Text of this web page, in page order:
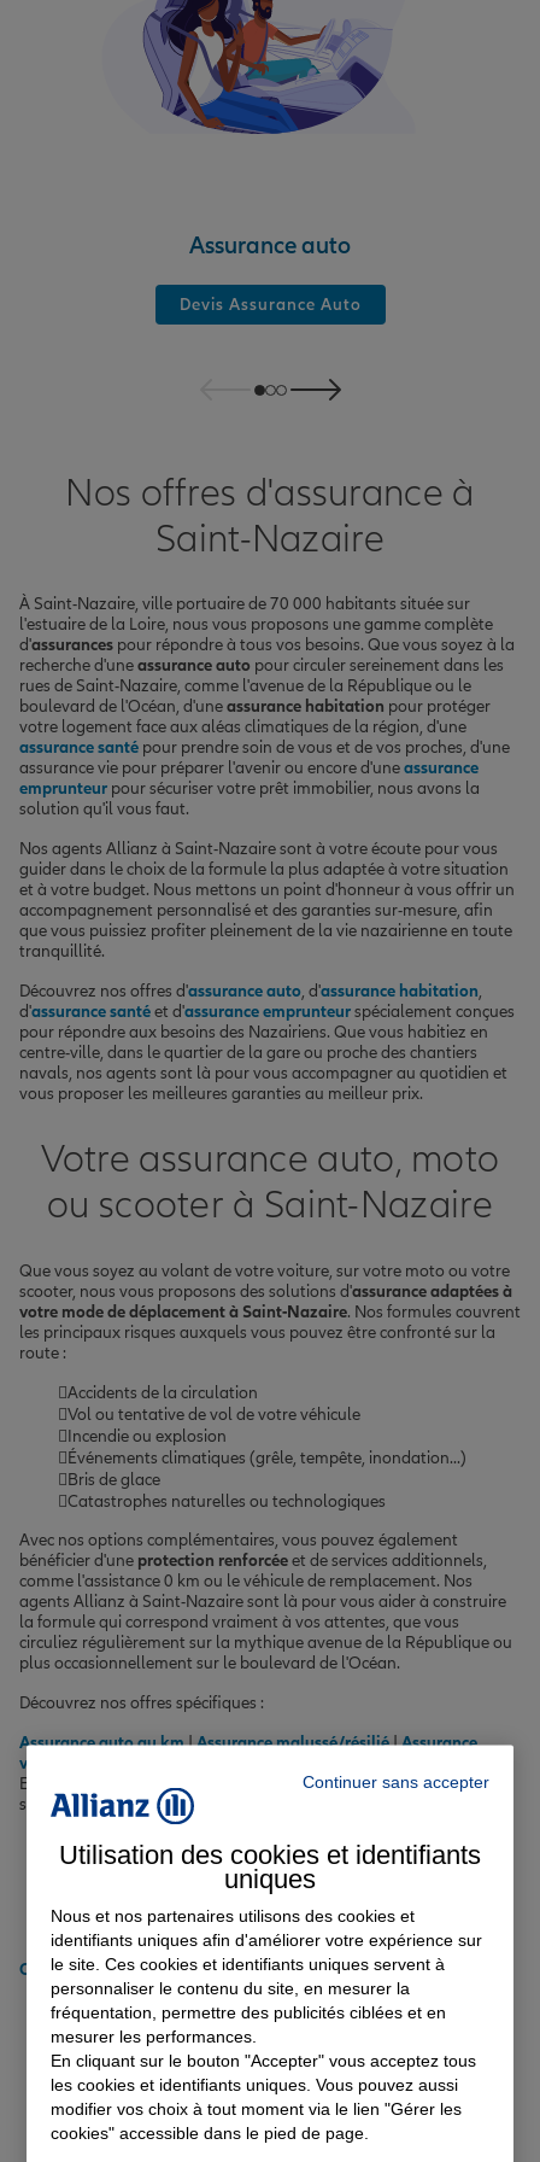
Assurance auto
Devis Assurance Auto
Nos offres d'assurance à
Saint-Nazaire
À Saint-Nazaire, ville portuaire de 70 000 habitants située sur
l'estuaire de la Loire, nous vous proposons une gamme complète
d'assurances pour répondre à tous vos besoins. Que vous soyez à la
recherche d'uneassurance auto pour circuler sereinement dans les
rues de Saint-Nazaire, comme l'avenue de la République ou le
boulevard de l'Océan, d'uneassurance habitation pour protéger
votre logement face aux aléas climatiques de la région, d'une
assurance santé pour prendre soin de vous et de vos proches, d'une
assurance vie pour préparer l'avenir ou encore d'uneassurance
emprunteur pour sécuriser votre prêt immobilier, nous avons la
solution qu'il vous faut.
Nos agents Allianz à Saint-Nazaire sont à votre écoute pour vous
guider dans le choix de la formule la plus adaptée à votre situation
et à votre budget. Nous mettons un point d'honneur à vous offrir un
accompagnement personnalisé et des garanties sur-mesure, afin
que vous puissiez profiter pleinement de la vie nazairienne en toute
tranquillité.
Découvrez nos offres d'assurance auto, d'assurance habitation,
d'assurance santéet d'assurance emprunteurspécialement conçues
pour répondre aux besoins des Nazairiens. Que vous habitiez en
centre-ville, dans le quartier de la gare ou proche des chantiers
navals, nos agents sont là pour vous accompagner au quotidien et
vous proposer les meilleures garanties au meilleur prix.
Votre assurance auto, moto
ou scooter à Saint-Nazaire
Que vous soyez au volant de votre voiture, sur votre moto ou votre
scooter, nous vous proposons des solutions d'assurance adaptées à
votre mode de déplacement à Saint-Nazaire. Nos formules couvrent
les principaux risques auxquels vous pouvez être confronté sur la
route :
Accidents de la circulation
Vol ou tentative de vol de votre véhicule
Incendie ou explosion
Événements climatiques (grêle, tempête, inondation...)
Bris de glace
Catastrophes naturelles ou technologiques
Avec nos options complémentaires, vous pouvez également
bénéficier d'une protection renforcéeet de services additionnels,
comme l'assistance 0 km ou le véhicule de remplacement. Nos
agents Allianz à Saint-Nazaire sont là pour vous aider à construire
la formule qui correspond vraiment à vos attentes, que vous
circuliez régulièrement sur la mythique avenue de la République ou
plus occasionnellement sur le boulevard de l'Océan.
Découvrez nos offres spécifiques :
Assurance auto au km|Assurance malussé/résilié|Assurance
voiture électrique
Et pour rouler l'esprit léger au quotidien dans la cité portuaire,
suivez nosconseils auto
Pensez à adapter votre conduite aux conditions météo
Vérifiez régulièrement la pression de vos pneus
Attachez toujours votre ceinture de sécurité
Respectez les limitations de vitesse
Ne téléphonez pas au volant
Obtenir un tarif pour votre assurance auto à Saint-Nazaire
Comment choisir l'assurance
habitation à Saint-Nazaire
adaptée à vos besoins ?
Continuer sans accepter
Utilisation des cookies et identifiants
uniques
Nous et nos partenaires utilisons des cookies et
identifiants uniques afin d'améliorer votre expérience sur
le site. Ces cookies et identifiants uniques servent à
personnaliser le contenu du site, en mesurer la
fréquentation, permettre des publicités ciblées et en
mesurer les performances.
En cliquant sur le bouton "Accepter" vous acceptez tous
les cookies et identifiants uniques. Vous pouvez aussi
modifier vos choix à tout moment via le lien "Gérer les
cookies" accessible dans le pied de page.